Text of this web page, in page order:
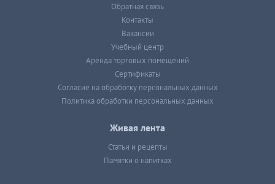
Обратная связь
Контакты
Вакансии
Учебный центр
Аренда торговых помещений
Сертификаты
Согласие на обработку персональных данных
Политика обработки персональных данных
Живая лента
Статьи и рецепты
Памятки о напитках